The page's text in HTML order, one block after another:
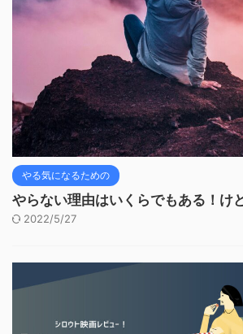
やる気になるための
やらない理由はいくらでもある！け
2022/5/27